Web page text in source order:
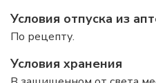
Условия отпуска из
По рецепту.
Условия хранения